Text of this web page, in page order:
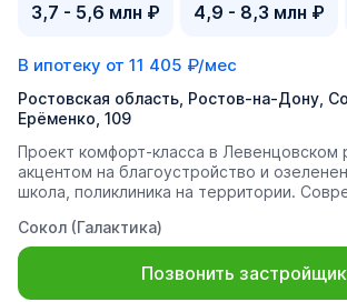
3,7 - 5,6 млн ₽ 4,9 - 8,3 млн ₽
В ипотеку от 11 405 ₽/мес
Ростовская область, Ростов-на-Дону,
Ерёменко, 109
Проект комфорт-класса в Левенцовском
акцентом на благоустройство и
школа, поликлиника на территории.
Сокол (Галактика)
Позвонить